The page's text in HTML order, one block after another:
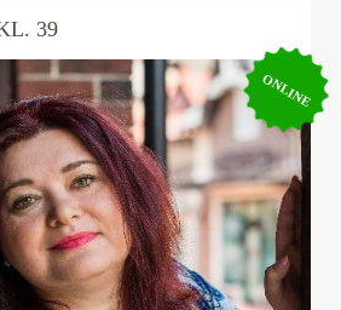
39
ONLINE
Edita
pracuji s andělskými,
kartami a vykladám
karet mě přivedla mimo jiné i
vyložit od uznávané kartářky,